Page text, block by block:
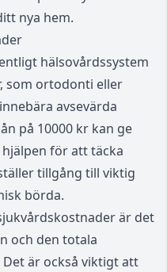
nya hem.
hälsovårdssystem
som ortodonti eller
avsevärda
på 10000 kr kan ge
för att täcka
tillgång till viktig
börda.
är det
och den totala
är också viktigt att